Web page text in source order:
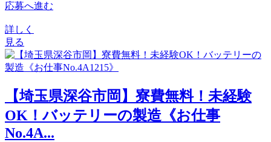
応募へ進む
詳しく
見る
【埼玉県深谷市岡】寮費無料！未経験
OK！バッテリーの製造《お仕事
No.4A...